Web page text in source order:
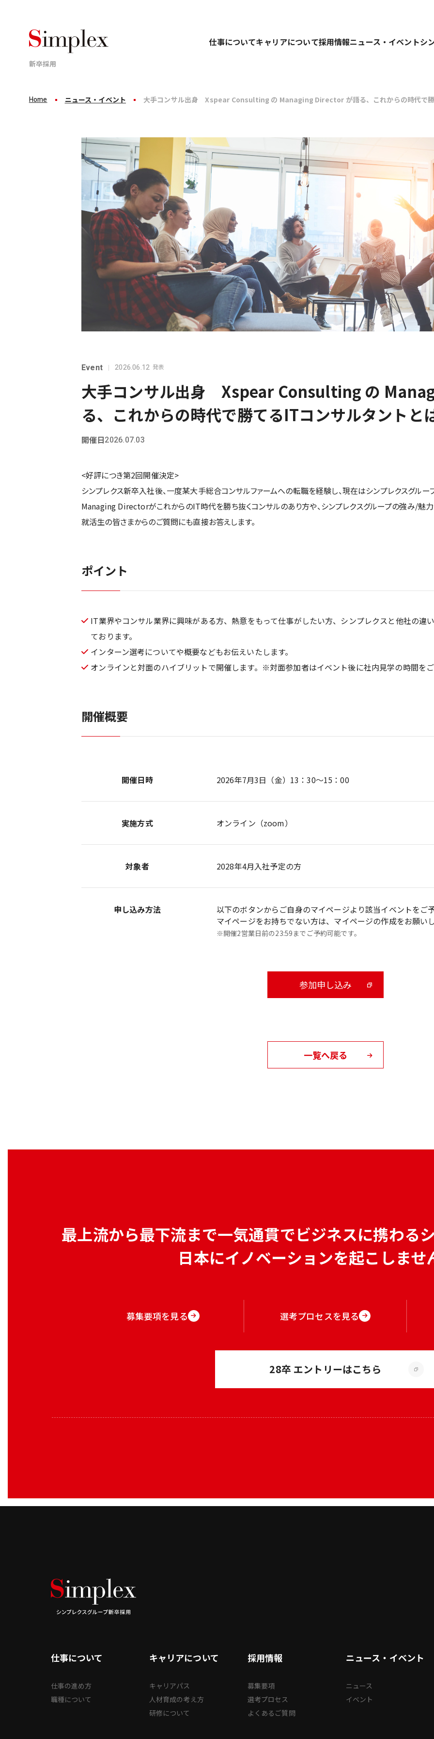
仕事についてキャリアについて採用情報ニュース・イベントシ
新卒採用
Home ニュース・イベント 大手コンサル出身 Xspear Consulting の Managing Director が語る、これからの時代で
Event 2026.06.12 発表
大手コンサル出身 Xspear Consulting の
る、これからの時代で勝てるITコンサルタントと
開催日2026.07.03
<好評につき第2回開催決定>
シンプレクス新卒入社後、一度某大手総合コンサルファームへの転職を経験し、現在はシンプレクスグル
Managing DirectorがこれからのIT時代を勝ち抜くコンサルのあり方や、シンプレクスグループの強み/魅力
就活生の皆さまからのご質問にも直接お答えします。
ポイント
IT業界やコンサル業界に興味がある方、熱意をもって仕事がしたい方、シンプレクスと他社の違
ております。
インターン選考についてや概要などもお伝えいたします。
オンラインと対面のハイブリットで開催します。※対面参加者はイベント後に社内見学の時間をご
開催概要
開催日時 2026年7月3日（金）13：30～15：00
実施方式 オンライン（zoom）
対象者 2028年4月入社予定の方
申し込み方法
以下のボタンからご自身のマイページより該当イベントをご
マイページをお持ちでない方は、マイページの作成をお願いし
※開催2営業日前の23:59までご予約可能です。
参加申し込み
一覧へ戻る
最上流から最下流まで一気通貫でビジネスに携わる
日本にイノベーションを起こしませ
募集要項を見る 選考プロセスを見る
28卒 エントリーはこちら
仕事について
仕事の進め方
職種について
キャリアについて
キャリアパス
人材育成の考え方
研修について
採用情報
募集要項
選考プロセス
よくあるご質問
ニュース・イベント
ニュース
イベント
Business
仕事について
業界、顧客、案件ごとのプロジェクトに分かれて業務を行っています。
仕事の進め方
Career
キャリアについて
新卒8年目で年収1,000万円。
これがシンプレクスグループの
標準成長です。
人材育成の考え方
Recruit
採用情報
シンプレクスグループは
「完全ポテンシャル採用」です。
選考プロセス